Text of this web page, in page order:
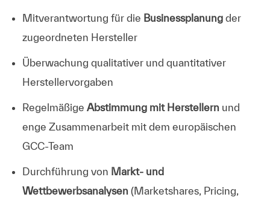
Mitverantwortung für die Businessplanungder
zugeordneten Hersteller
Überwachung qualitativer und quantitativer
Herstellervorgaben
Regelmäßige Abstimmung mit Herstellern und
enge Zusammenarbeit mit dem europäischen
GCC-Team
Durchführung von Markt- und
Wettbewerbsanalysen (Marketshares, Pricing,